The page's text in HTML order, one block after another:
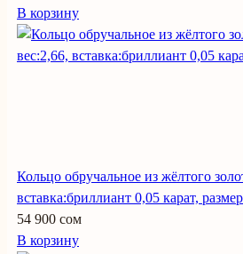
В корзину
Кольцо обручальное из жёлтого
вставка:бриллиант 0,05 карат,
54 900 сом
В корзину